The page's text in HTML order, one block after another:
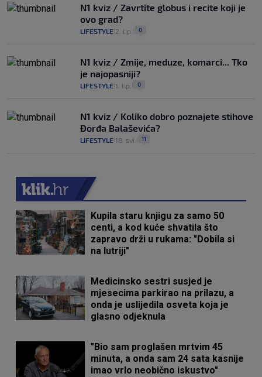
N1 kviz / Zavrtite globus i recite koji je
ovo grad?
LIFESTYLE 2. lip. 0
N1 kviz / Zmije, meduze, komarci... Tko
je najopasniji?
LIFESTYLE 1. lip. 0
N1 kviz / Koliko dobro poznajete stihove
Đorđa Balaševića?
LIFESTYLE 18. svi. 11
Kupila staru knjigu za samo 50
centi, a kod kuće shvatila što
zapravo drži u rukama: "Dobila si
na lutriji"
Medicinsko sestri susjed je
mjesecima parkirao na prilazu, a
onda je uslijedila osveta koja je
glasno odjeknula
"Bio sam proglašen mrtvim 45
minuta, a onda sam 24 sata kasnije
imao vrlo neobično iskustvo"